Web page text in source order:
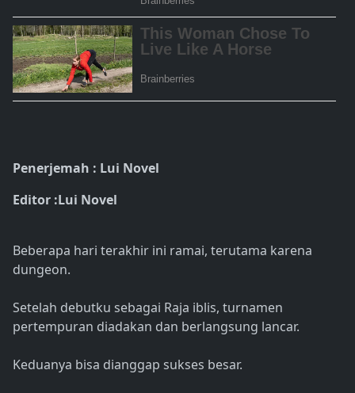
Penerjemah : Lui Novel
Editor :Lui Novel
Beberapa hari terakhir ini ramai, terutama karena
dungeon.
Setelah debutku sebagai Raja iblis, turnamen
pertempuran diadakan dan berlangsung lancar.
Keduanya bisa dianggap sukses besar.